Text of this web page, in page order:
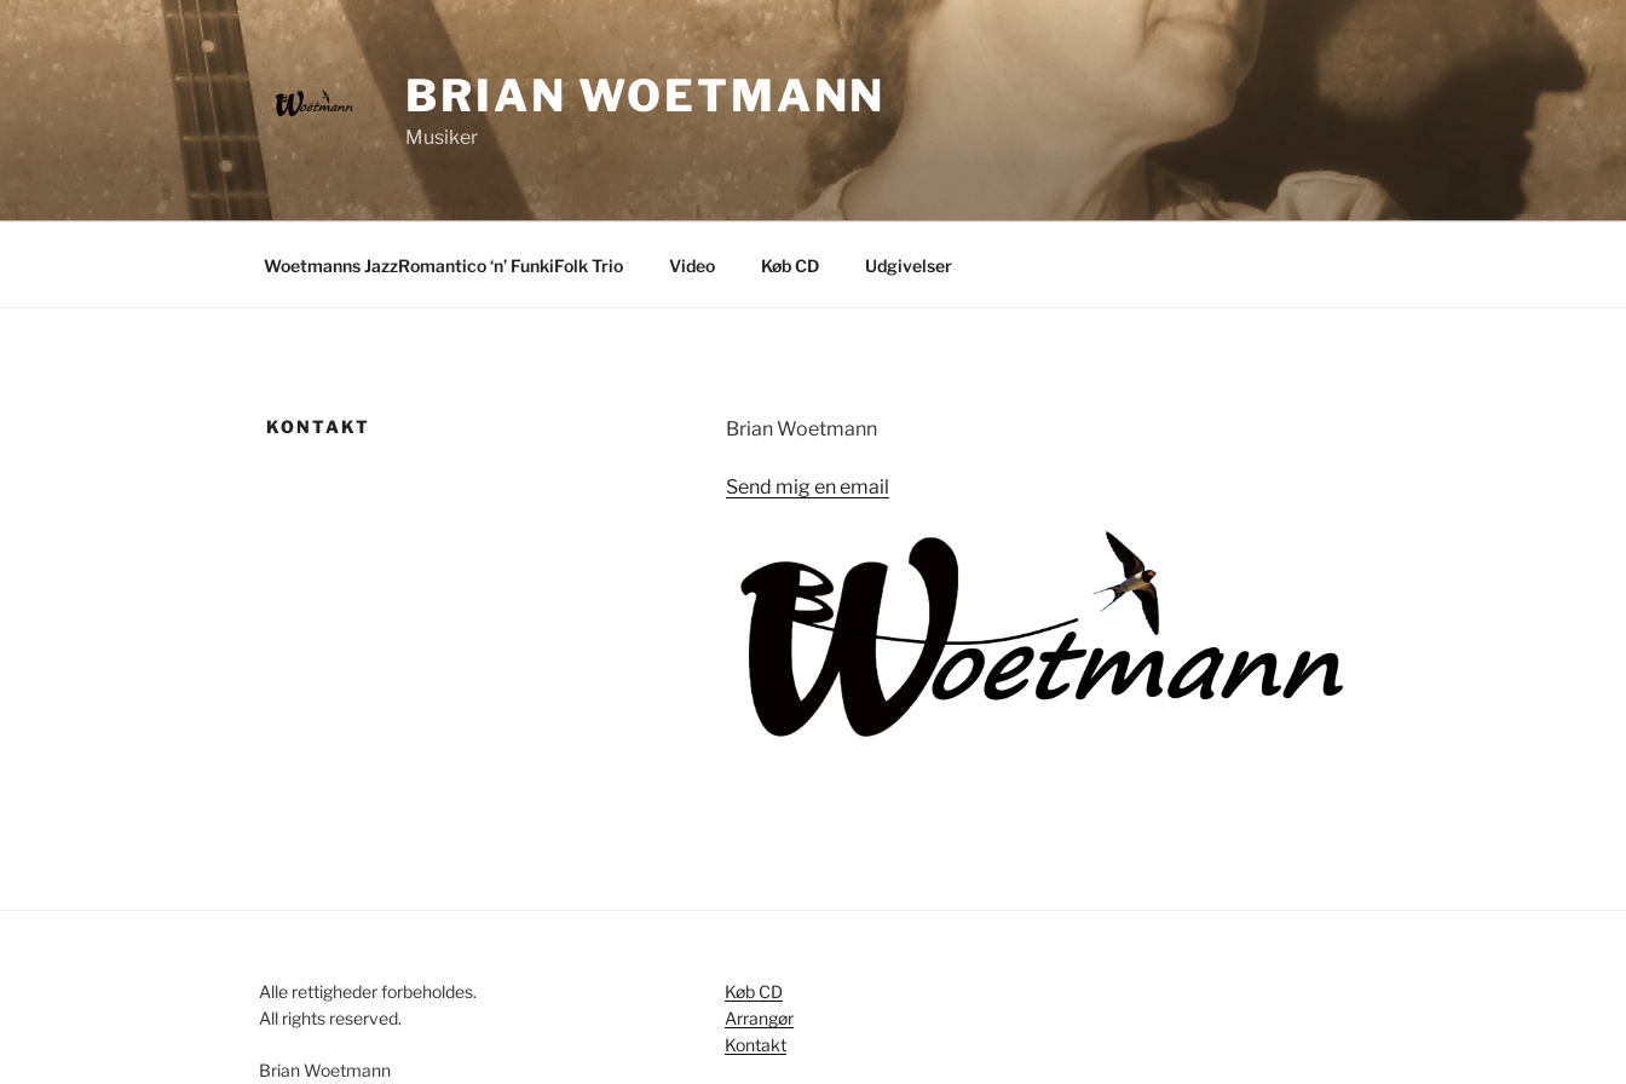
Videre
til
indhold
BRIAN WOETMANN
Musiker
Woetmanns JazzRomantico ‘n’ FunkiFolk Trio Video Køb CD Udgivelser
KONTAKT Brian Woetmann
Send mig en email
Alle rettigheder forbeholdes.
All rights reserved.
Brian Woetmann
Køb CD
Arrangør
Kontakt